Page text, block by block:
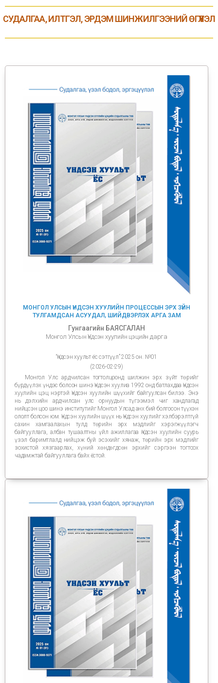
СУДАЛГАА, ИЛТГЭЛ, ЭРДЭМ ШИНЖИЛГЭЭНИЙ ӨГҮҮЛЭЛ
МОНГОЛ УЛСЫН ҮНДСЭН ХУУЛИЙН ПРОЦЕССЫН ЭРХ ЗҮЙН
ТУЛГАМДСАН АСУУДАЛ, ШИЙДВЭРЛЭХ АРГА ЗАМ
Гунгаагийн БАЯСГАЛАН
Монгол Улсын Үндсэн хуулийн цэцийн дарга
“Үндсэн хуульт ёс сэтгүүл” 2025 он. №01
(2026-02-29)
Монгол Улс ардчилсан тогтолцоонд шилжин эрх зүйт төрийг
бүрдүүлэх үндэс болсон шинэ Үндсэн хуулиа 1992 онд батлахдаа Үндсэн
хуулийн цэц нэртэй Үндсэн хуулийн шүүхийг байгуулсан билээ. Энэ
нь дэлхийн ардчилсан улс орнуудын түгээмэл чиг хандлагад
нийцсэн цоо шинэ институтийг Монгол Улсад анх бий болгосон түүхэн
ололт болсон юм. Үндсэн хуулийн шүүх нь Үндсэн хуулийг хэлбэрэлтгүй
сахин хамгаалахын тулд төрийн эрх мэдлийг хэрэгжүүлэгч
байгууллага, албан тушаалтны үйл ажиллагаа Үндсэн хуулийн суурь
үзэл баримтлалд нийцэж буй эсэхийг хянаж, төрийн эрх мэдлийг
зохистой хязгаарлах, хүний хөндөгдсөн эрхийг сэргээн тогтоох
чадамжтай байгууллага байх ёстой.